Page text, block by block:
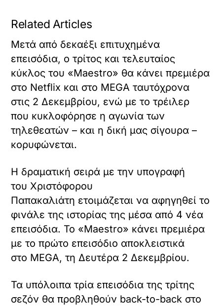
Related Articles
Μετά από δεκαέξι επιτυχημένα
επεισόδια, ο τρίτος και τελευταίος
κύκλος του «Maestro» θα κάνει πρεμιέρα
στο Netflix και στο MEGA ταυτόχρονα
στις 2 Δεκεμβρίου, ενώ με το τρέιλερ
που κυκλοφόρησε η αγωνία των
τηλεθεατών – και η δική μας σίγουρα –
κορυφώνεται.
Η δραματική σειρά με την υπογραφή
του Χριστόφορου
Παπακαλιάτη ετοιμάζεται να αφηγηθεί το
φινάλε της ιστορίας της μέσα από 4 νέα
επεισόδια. Το «Maestro» κάνει πρεμιέρα
με το πρώτο επεισόδιο αποκλειστικά
στο MEGA, τη Δευτέρα 2 Δεκεμβρίου.
Τα υπόλοιπα τρία επεισόδια της τρίτης
σεζόν θα προβληθούν back-to-back στο